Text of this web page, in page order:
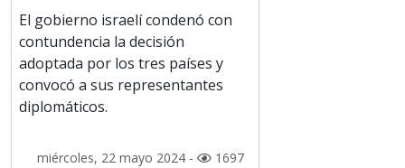
El gobierno israelí condenó con
contundencia la decisión
adoptada por los tres países y
convocó a sus representantes
diplomáticos.
miércoles, 22 mayo 2024 - 1697